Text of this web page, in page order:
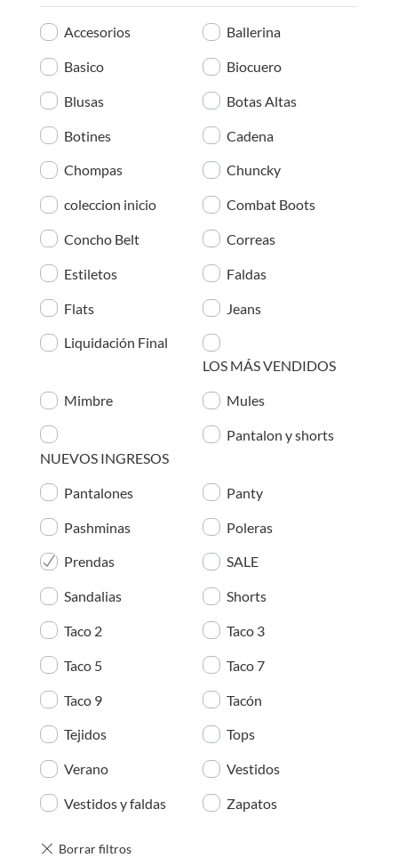
Accesorios Ballerina
Basico Biocuero
Blusas Botas Altas
Botines Cadena
Chompas Chuncky
coleccion inicio Combat Boots
Concho Belt Correas
Estiletos Faldas
Flats Jeans
Liquidación Final
LOS MÁS VENDIDOS
Mimbre Mules
NUEVOS INGRESOS
Pantalon y shorts
Pantalones Panty
Pashminas Poleras
Prendas SALE
Sandalias Shorts
Taco 2 Taco 3
Taco 5 Taco 7
Taco 9 Tacón
Tejidos Tops
Verano Vestidos
Vestidos y faldas Zapatos